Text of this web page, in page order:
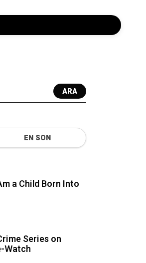
ARA
EN SON
a Child Born Into
Series on
Watch